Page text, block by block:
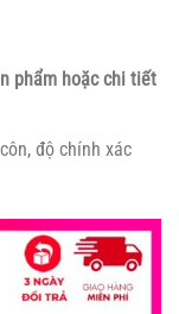
phẩm hoặc chi tiết
độ chính xác